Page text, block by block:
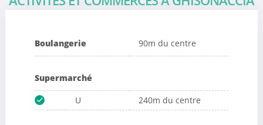
Boulangerie 90m du centre
Supermarché
U
240m du centre